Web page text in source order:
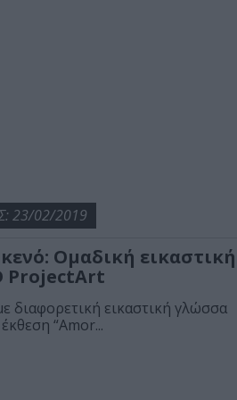
23/02/2019
Ομαδική εικαστική
ProjectArt
διαφορετική εικαστική γλώσσα
“Αmor...